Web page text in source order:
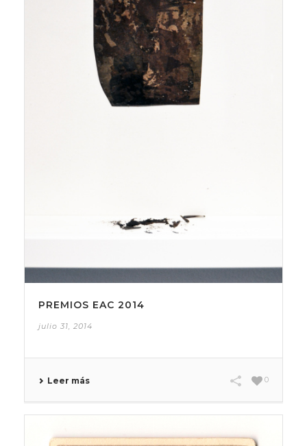
PREMIOS EAC 2014
julio 31, 2014
Leer más 0